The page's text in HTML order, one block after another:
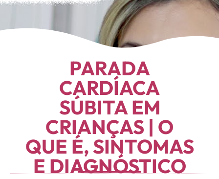
PARADA
CARDÍACA
SÚBITA EM
CRIANÇAS | O
QUE É, SINTOMAS
E DIAGNÓSTICO